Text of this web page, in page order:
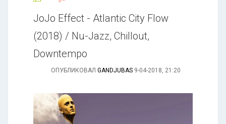
JoJo Effect - Atlantic City Flow
(2018) / Nu-Jazz, Chillout,
Downtempo
ОПУБЛИКОВАЛ GANDJUBAS 9-04-2018, 21:20